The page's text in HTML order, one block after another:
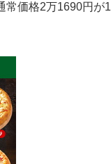
常価格2万1690円が1